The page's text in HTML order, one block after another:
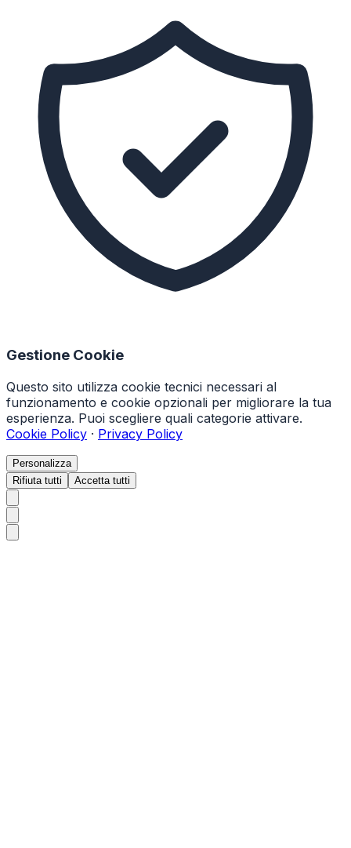
Gestione Cookie
Questo sito utilizza cookie tecnici necessari al
funzionamento e cookie opzionali per migliorare la tua
esperienza. Puoi scegliere quali categorie attivare.
Cookie Policy · Privacy Policy
Personalizza
Rifiuta tutti
Accetta tutti